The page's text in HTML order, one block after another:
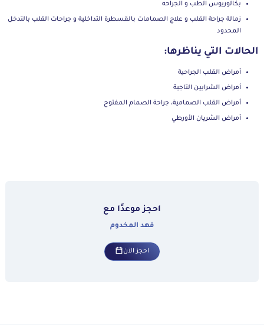
بكالوريوس الطب و الجراحه
زمالة جراحة القلب و علاج الصمامات بالقسطرة التداخلية و جراحات القلب بالتدخل
المحدود
الحالات التي يناظرها:
أمراض القلب الجراحية
أمراض الشرايين التاجية
أمراض القلب الصمامية، جراحة الصمام المفتوح
أمراض الشريان الأورطي
احجز موعدًا مع
فهد المخدوم
احجز الآن